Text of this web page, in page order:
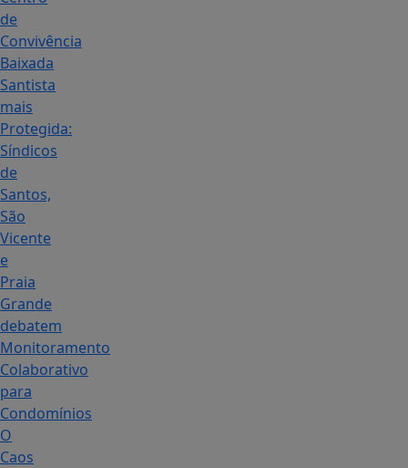
de
Convivência
Baixada
Santista
mais
Protegida:
Síndicos
de
Santos,
São
Vicente
e
Praia
Grande
debatem
Monitoramento
Colaborativo
para
Condomínios
O
Caos